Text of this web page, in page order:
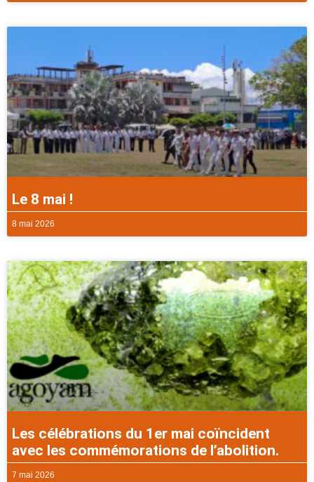
Le 8 mai !
8 mai 2026
Les célébrations du 1er mai coïncident
avec les commémorations de l’abolition.
7 mai 2026